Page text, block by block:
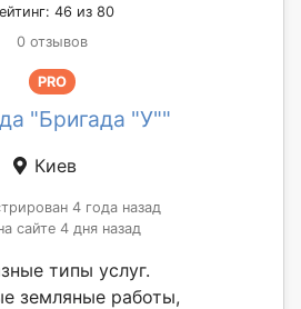
46 из 80
0 отзывов
PRO
"Бригада "У""
Киев
4 года назад
сайте 4 дня назад
типы услуг.
земляные работы,